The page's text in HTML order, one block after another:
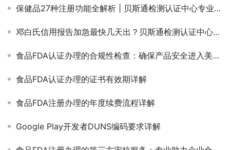
保健品27种注册功能全解析 | 贝斯通检测认证中心专业指南
邓白氏信用报告加急最快几天出？贝斯通检测认证中心专业解答
食品FDA认证办理的合规性检查：确保产品安全进入美国市场
食品FDA认证办理的证书有效期详解
食品FDA注册办理的年度续费流程详解
Google Play开发者DUNS编码要求详解